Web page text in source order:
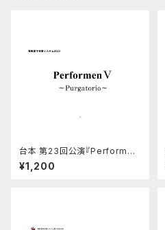
台本 第23回公演『Performen
V～Purgatorio～』
¥1,200